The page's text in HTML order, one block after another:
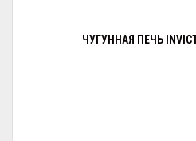
ЧУГУННАЯ ПЕЧЬ